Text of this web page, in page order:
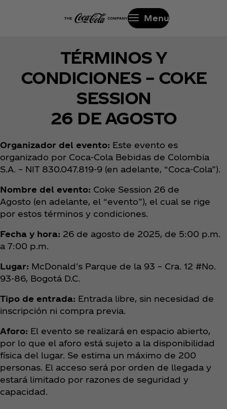
Menu
TÉRMINOS Y
CONDICIONES – COKE
SESSION
26 DE AGOSTO
Organizador del evento: Este evento es
organizado por Coca‑Cola Bebidas de Colombia
S.A. – NIT 830.047.819-9 (en adelante, “Coca‑Cola”).
Nombre del evento: Coke Session 26 de
Agosto (en adelante, el “evento”), el cual se rige
por estos términos y condiciones.
Fecha y hora: 26 de agosto de 2025, de 5:00 p.m.
a 7:00 p.m.
Lugar: McDonald's Parque de la 93 – Cra. 12 #No.
93-86, Bogotá D.C.
Tipo de entrada: Entrada libre, sin necesidad de
inscripción ni compra previa.
Aforo: El evento se realizará en espacio abierto,
por lo que el aforo está sujeto a la disponibilidad
física del lugar. Se estima un máximo de 200
personas. El acceso será por orden de llegada y
estará limitado por razones de seguridad y
capacidad.